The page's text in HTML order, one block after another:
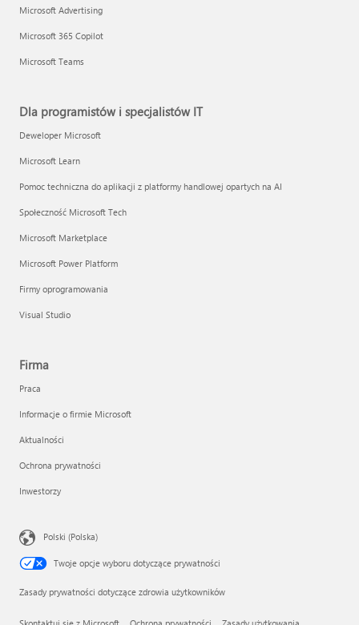
Microsoft Advertising
Microsoft 365 Copilot
Microsoft Teams
Dla programistów i specjalistów IT
Deweloper Microsoft
Microsoft Learn
Pomoc techniczna do aplikacji z platformy handlowej opartych na AI
Społeczność Microsoft Tech
Microsoft Marketplace
Microsoft Power Platform
Firmy oprogramowania
Visual Studio
Firma
Praca
Informacje o firmie Microsoft
Aktualności
Ochrona prywatności
Inwestorzy
Polski (Polska)
Twoje opcje wyboru dotyczące prywatności
Zasady prywatności dotyczące zdrowia użytkowników